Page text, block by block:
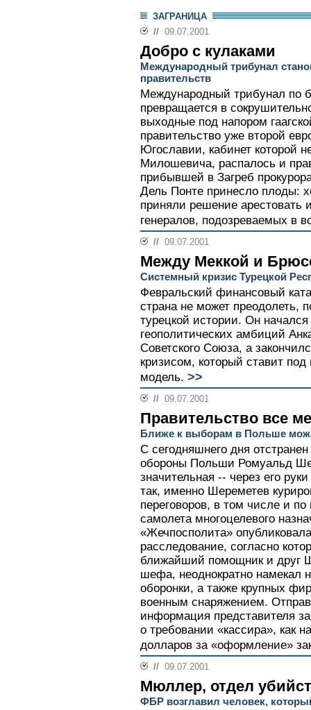
ЗАГРАНИЦА
// 09.07.2001
Добро с кулаками
Международный трибунал
правительств
Международный трибунал
превращается в
выходные под напором
правительство уже второй
Югославии, кабинет которой
Милошевича, распалось и
прибывшей в Загреб
Дель Понте принесло плоды:
приняли решение
генералов, подозреваемых в
// 09.07.2001
Между Меккой и
Системный кризис Турецкой
Февральский финансовый
страна не может преодолеть,
турецкой истории. Он
геополитических амбиций
Советского Союза, а
кризисом, который ставит
модель. >>
// 09.07.2001
Правительство все
Ближе к выборам в Польше
С сегодняшнего дня
обороны Польши Ромуальд
значительная -- через его
так, именно Шереметев
переговоров, в том числе и
самолета многоцелевого
«Жечпосполита»
расследование, согласно
ближайший помощник и друг
шефа, неоднократно намекал
оборонки, а также крупных
военным снаряжением.
информация представителя
о требовании «кассира», как
долларов за «оформление»
// 09.07.2001
Мюллер, отдел
ФБР возглавил человек,